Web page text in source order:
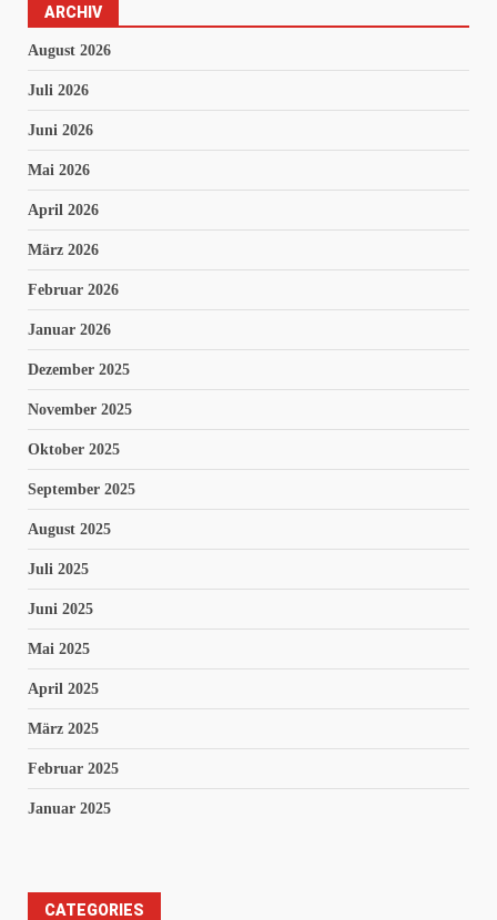
ARCHIV
August 2026
Juli 2026
Juni 2026
Mai 2026
April 2026
März 2026
Februar 2026
Januar 2026
Dezember 2025
November 2025
Oktober 2025
September 2025
August 2025
Juli 2025
Juni 2025
Mai 2025
April 2025
März 2025
Februar 2025
Januar 2025
CATEGORIES